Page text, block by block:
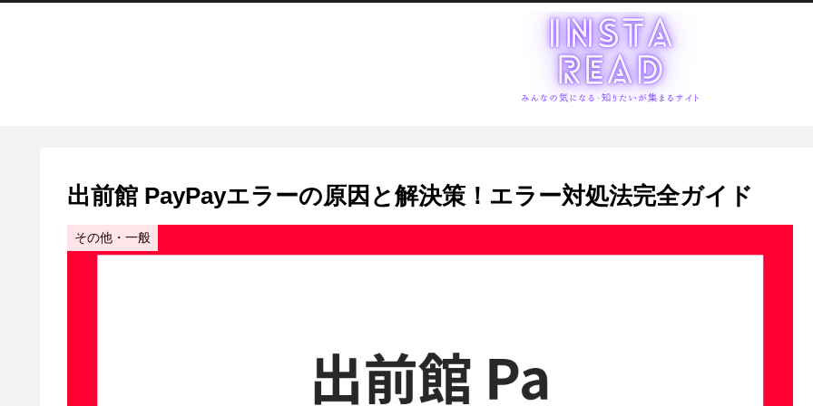
出前館 PayPayエラーの原因と解決策！エラー対処法完全ガイド
その他・一般